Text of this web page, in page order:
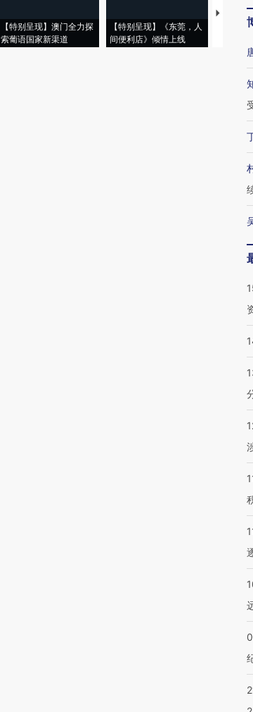
【特别呈现】澳门全力探
索葡语国家新渠道
【特别呈现】《东莞，人
间便利店》倾情上线
【推广】
会，让